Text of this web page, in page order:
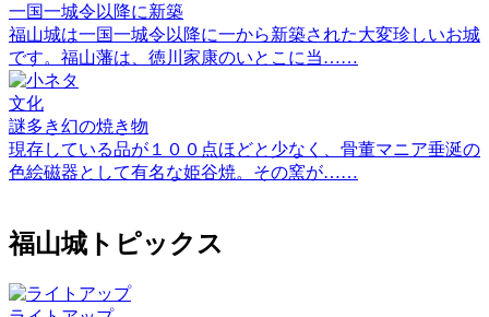
一国一城令以降に新築
福山城は一国一城令以降に一から新築された大変珍しいお城
です。福山藩は、徳川家康のいとこに当……
文化
謎多き幻の焼き物
現存している品が１００点ほどと少なく、骨董マニア垂涎の
色絵磁器として有名な姫谷焼。その窯が……
福山城トピックス